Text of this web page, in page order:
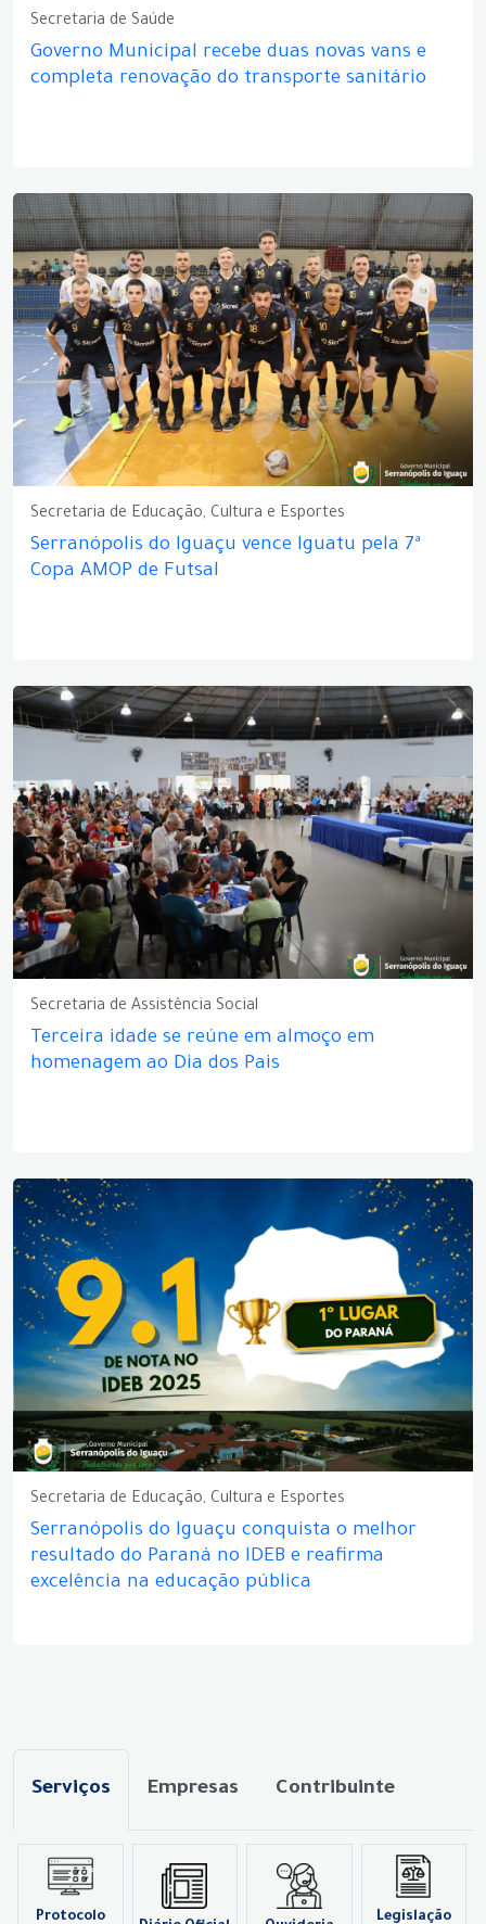
Secretaria de Saúde
Governo Municipal recebe duas novas vans e
completa renovação do transporte sanitário
Secretaria de Educação, Cultura e Esportes
Serranópolis do Iguaçu vence Iguatu pela 7ª
Copa AMOP de Futsal
Secretaria de Assistência Social
Terceira idade se reúne em almoço em
homenagem ao Dia dos Pais
Secretaria de Educação, Cultura e Esportes
Serranópolis do Iguaçu conquista o melhor
resultado do Paraná no IDEB e reafirma
excelência na educação pública
Serviços Empresas Contribuinte
Protocolo Legislação